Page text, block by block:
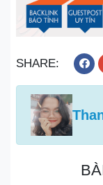
SHARE: